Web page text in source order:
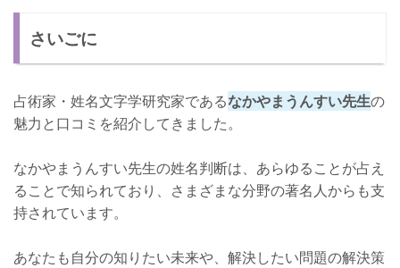
さいごに
占術家・姓名文字学研究家であるなかやまうんすい先生の
魅力と口コミを紹介してきました。
なかやまうんすい先生の姓名判断は、あらゆることが占え
ることで知られており、さまざまな分野の著名人からも支
持されています。
あなたも自分の知りたい未来や、解決したい問題の解決策